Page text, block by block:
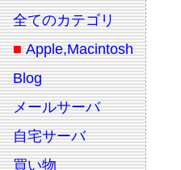
全てのカテゴリ
■ Apple,Macintosh
Blog
メールサーバ
自宅サーバ
買い物